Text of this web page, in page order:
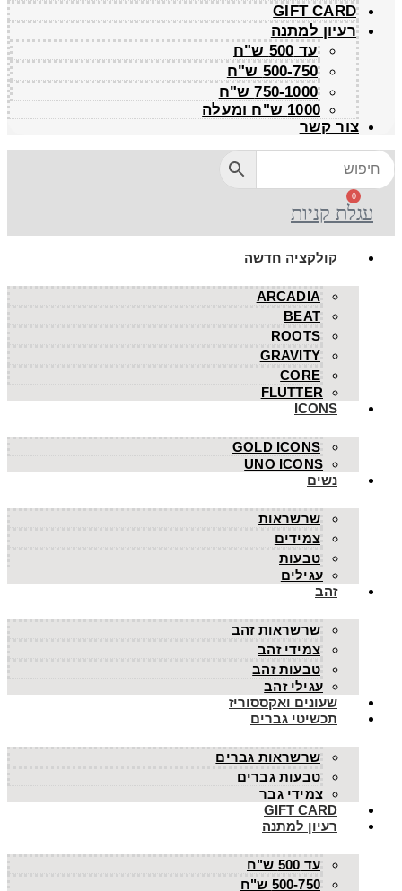
GIFT CARD
רעיון למתנה
עד 500 ש"ח
500-750 ש"ח
750-1000 ש"ח
1000 ש"ח ומעלה
צור קשר
0
עגלת קניות
קולקציה חדשה
ARCADIA
BEAT
ROOTS
GRAVITY
CORE
FLUTTER
ICONS
GOLD ICONS
UNO ICONS
נשים
שרשראות
צמידים
טבעות
עגילים
זהב
שרשראות זהב
צמידי זהב
טבעות זהב
עגילי זהב
שעונים ואקססוריז
תכשיטי גברים
שרשראות גברים
טבעות גברים
צמידי גבר
GIFT CARD
רעיון למתנה
עד 500 ש"ח
500-750 ש"ח